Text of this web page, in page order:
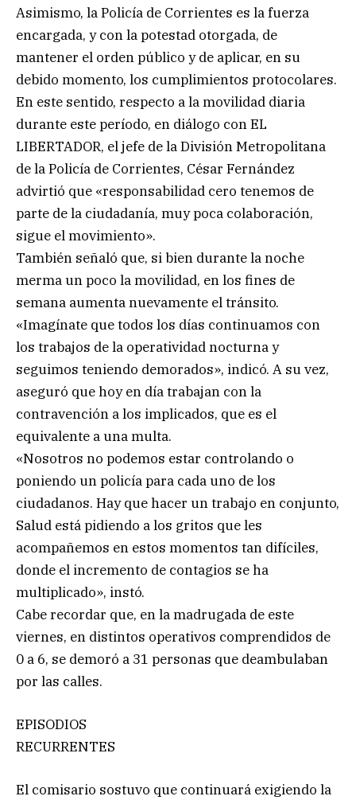
Asimismo, la Policía de Corrientes es la fuerza
encargada, y con la potestad otorgada, de
mantener el orden público y de aplicar, en su
debido momento, los cumplimientos protocolares.
En este sentido, respecto a la movilidad diaria
durante este período, en diálogo con EL
LIBERTADOR, el jefe de la División Metropolitana
de la Policía de Corrientes, César Fernández
advirtió que «responsabilidad cero tenemos de
parte de la ciudadanía, muy poca colaboración,
sigue el movimiento».
También señaló que, si bien durante la noche
merma un poco la movilidad, en los fines de
semana aumenta nuevamente el tránsito.
«Imagínate que todos los días continuamos con
los trabajos de la operatividad nocturna y
seguimos teniendo demorados», indicó. A su vez,
aseguró que hoy en día trabajan con la
contravención a los implicados, que es el
equivalente a una multa.
«Nosotros no podemos estar controlando o
poniendo un policía para cada uno de los
ciudadanos. Hay que hacer un trabajo en conjunto,
Salud está pidiendo a los gritos que les
acompañemos en estos momentos tan difíciles,
donde el incremento de contagios se ha
multiplicado», instó.
Cabe recordar que, en la madrugada de este
viernes, en distintos operativos comprendidos de
0 a 6, se demoró a 31 personas que deambulaban
por las calles.
EPISODIOS
RECURRENTES
El comisario sostuvo que continuará exigiendo la